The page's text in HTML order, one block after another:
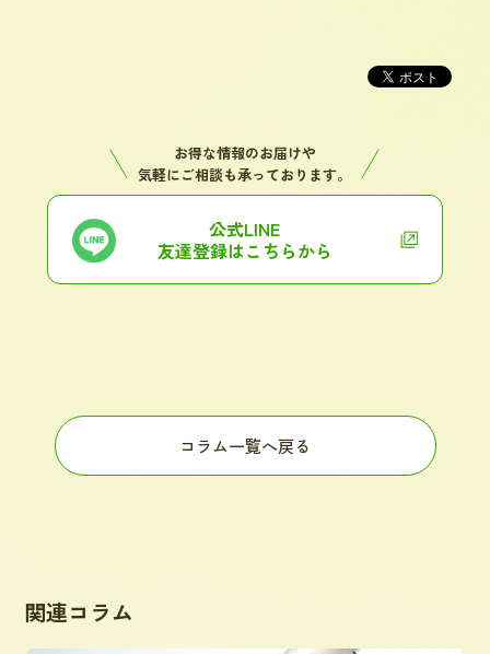
お得な情報のお届けや
気軽にご相談も承っております。
公式LINE
友達登録はこちらから
コラム一覧へ戻る
関連コラム